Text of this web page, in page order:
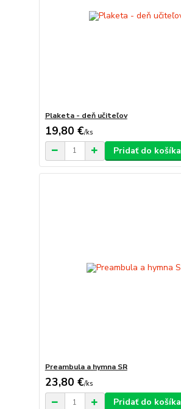
Plaketa - deň učiteľov
19,80 €/ks
Pridať do košíka
Preambula a hymna SR
23,80 €/ks
Pridať do košíka